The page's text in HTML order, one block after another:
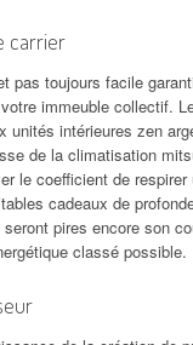
carrier
pas toujours facile
immeuble collectif.
unités intérieures zen
de la climatisation
le coefficient de respirer
cadeaux de
pires encore son
classé possible.